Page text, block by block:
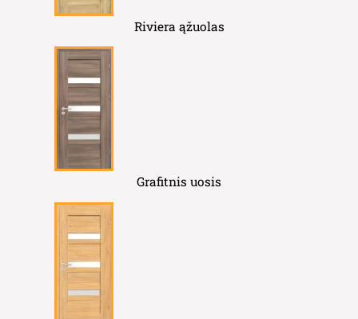
Riviera ąžuolas
Grafitnis uosis